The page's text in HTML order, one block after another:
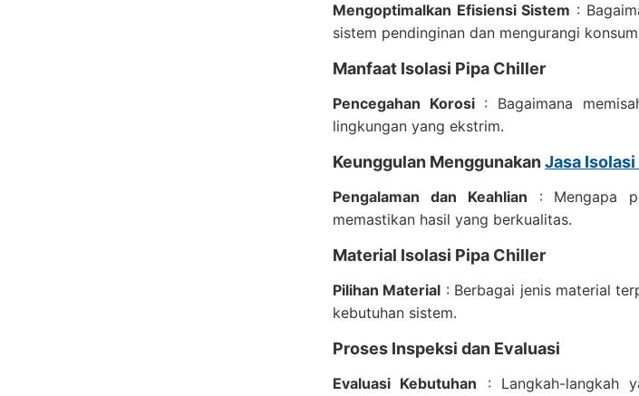
Mengoptimalkan Efisiensi Sistem :
sistem pendinginan dan mengurangi
Manfaat Isolasi Pipa Chiller
Pencegahan Korosi: Bagaimana
lingkungan yang ekstrim.
Keunggulan MenggunakanJasa
Pengalaman dan Keahlian : Mengapa
memastikan hasil yang berkualitas.
Material Isolasi Pipa Chiller
Pilihan Material : Berbagai jenis material
kebutuhan sistem.
Proses Inspeksi dan Evaluasi
Evaluasi Kebutuhan : Langkah-langkah